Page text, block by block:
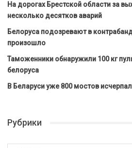
На дорогах Брестской области за
несколько десятков аварий
Белоруса подозревают в
произошло
Таможенники обнаружили 100 кг
белоруса
В Беларуси уже 800 мостов
Рубрики